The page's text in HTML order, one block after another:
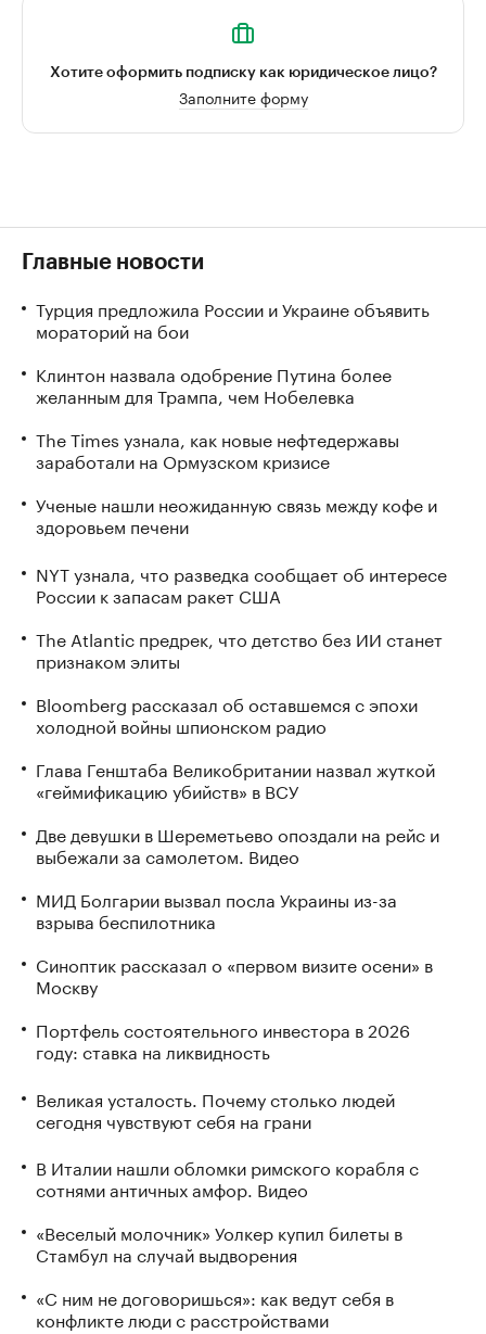
Хотите оформить подписку как юридическое лицо?
Заполните форму
Главные новости
Турция предложила России и Украине объявить
мораторий на бои
Клинтон назвала одобрение Путина более
желанным для Трампа, чем Нобелевка
The Times узнала, как новые нефтедержавы
заработали на Ормузском кризисе
Ученые нашли неожиданную связь между кофе и
здоровьем печени
NYT узнала, что разведка сообщает об интересе
России к запасам ракет США
The Atlantic предрек, что детство без ИИ станет
признаком элиты
Bloomberg рассказал об оставшемся с эпохи
холодной войны шпионском радио
Глава Генштаба Великобритании назвал жуткой
«геймификацию убийств» в ВСУ
Две девушки в Шереметьево опоздали на рейс и
выбежали за самолетом. Видео
МИД Болгарии вызвал посла Украины из-за
взрыва беспилотника
Синоптик рассказал о «первом визите осени» в
Москву
Портфель состоятельного инвестора в 2026
году: ставка на ликвидность
Великая усталость. Почему столько людей
сегодня чувствуют себя на грани
В Италии нашли обломки римского корабля с
сотнями античных амфор. Видео
«Веселый молочник» Уолкер купил билеты в
Стамбул на случай выдворения
«С ним не договоришься»: как ведут себя в
конфликте люди с расстройствами